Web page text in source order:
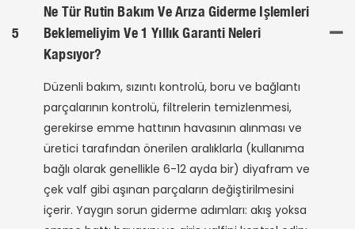
5
Ne Tür Rutin Bakım Ve Arıza Giderme Işlemleri
Beklemeliyim Ve 1 Yıllık Garanti Neleri
Kapsıyor?
Düzenli bakım, sızıntı kontrolü, boru ve bağlantı
parçalarının kontrolü, filtrelerin temizlenmesi,
gerekirse emme hattının havasının alınması ve
üretici tarafından önerilen aralıklarla (kullanıma
bağlı olarak genellikle 6-12 ayda bir) diyafram ve
çek valf gibi aşınan parçaların değiştirilmesini
içerir. Yaygın sorun giderme adımları: akış yoksa